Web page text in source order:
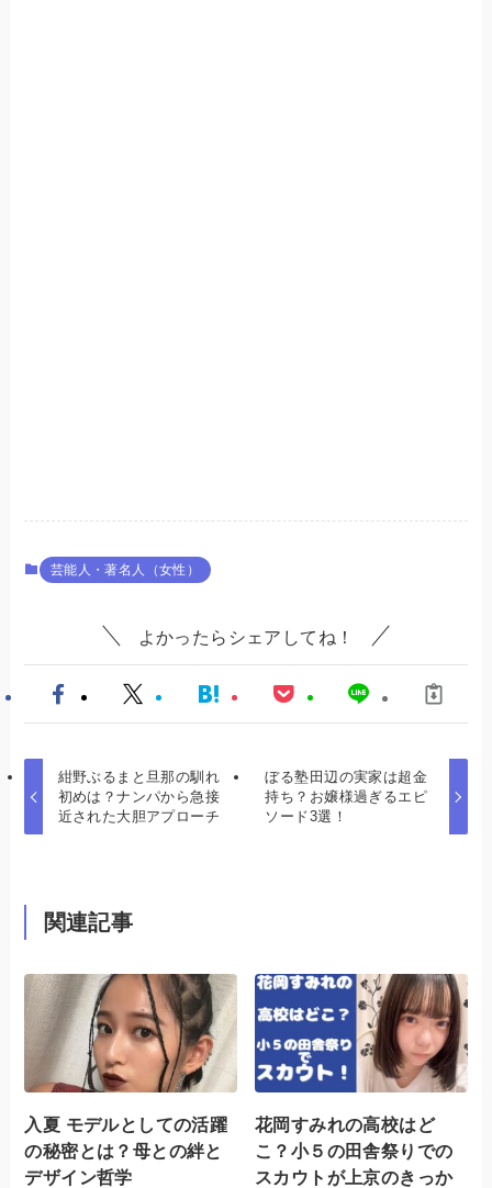
芸能人・著名人（女性）
よかったらシェアしてね！
紺野ぶるまと旦那の馴れ
初めは？ナンパから急接
近された大胆アプローチ
ぼる塾田辺の実家は超金
持ち？お嬢様過ぎるエピ
ソード3選！
関連記事
入夏 モデルとしての活躍
の秘密とは？母との絆と
デザイン哲学
花岡すみれの高校はど
こ？小５の田舎祭りでの
スカウトが上京のきっか